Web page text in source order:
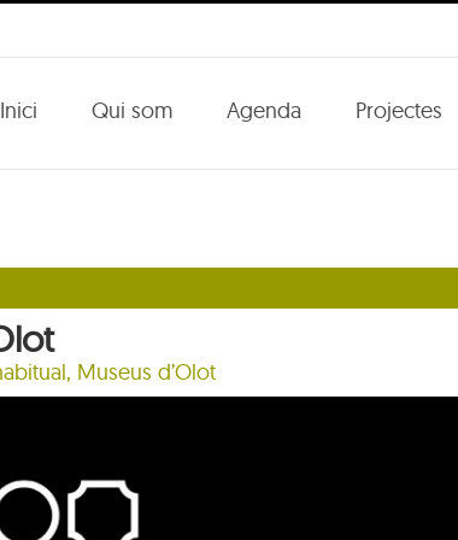
Inici Qui som Agenda Projectes
Museus d’Olot